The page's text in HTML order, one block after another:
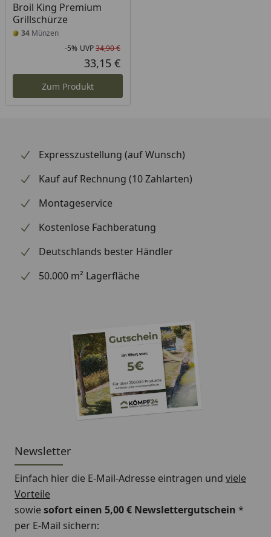
Broil King Premium
Grillschürze
34 Münzen
Rabatt in Prozent
-5%
Ursprünglicher Preis
UVP34,90 €
Aktueller Preis
33,15 €
Zum Produkt
Expresszustellung (auf Wunsch)
Kauf auf Rechnung (10 Zahlarten)
Montageservice
Kostenlose Fachberatung
Deutschlands bester Händler
50.000 m² Lagerfläche
Newsletter
Einfach hier die E-Mail-Adresse eintragen und viele
Vorteile
sowiesofort einen 5,00 € Newslettergutschein *
per E-Mail sichern: